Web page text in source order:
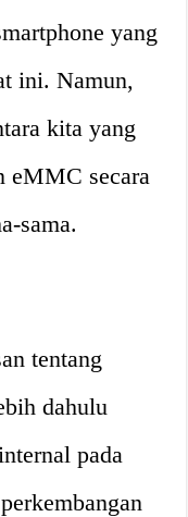
yang
ini. Namun,
kita yang
eMMC secara
sama.
tentang
dahulu
pada